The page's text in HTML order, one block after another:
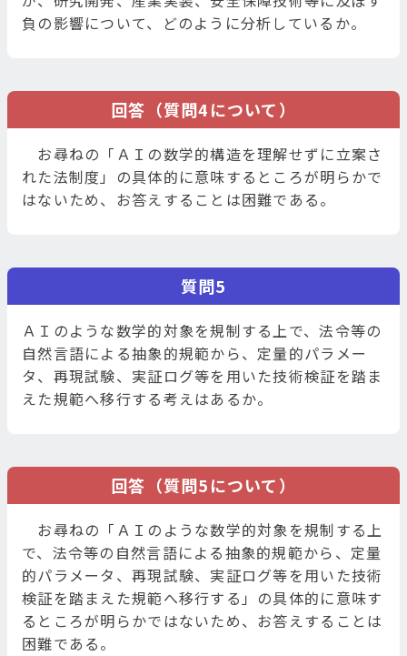
負の影響について、どのように分析しているか。
回答（質問4について）
お尋ねの「ＡＩの数学的構造を理解せずに立案さ
れた法制度」の具体的に意味するところが明らかで
はないため、お答えすることは困難である。
質問5
ＡＩのような数学的対象を規制する上で、法令等の
自然言語による抽象的規範から、定量的パラメー
タ、再現試験、実証ログ等を用いた技術検証を踏ま
えた規範へ移行する考えはあるか。
回答（質問5について）
お尋ねの「ＡＩのような数学的対象を規制する上
で、法令等の自然言語による抽象的規範から、定量
的パラメータ、再現試験、実証ログ等を用いた技術
検証を踏まえた規範へ移行する」の具体的に意味す
るところが明らかではないため、お答えすることは
困難である。